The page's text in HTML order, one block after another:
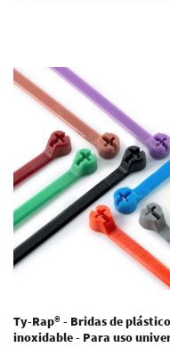
Ty-Rap® - Bridas de
inoxidable - Para uso